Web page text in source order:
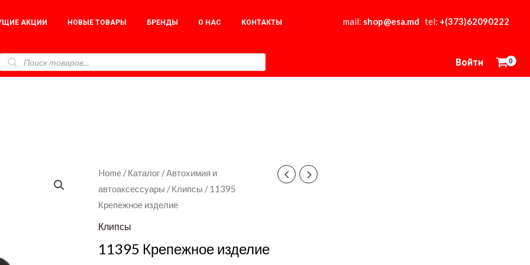
АКЦИИ НОВЫЕ ТОВАРЫ БРЕНДЫ О НАС КОНТАКТЫ mail: shop@esa.md tel: +(373)62090222
Войти
Home /Каталог /Автохимия и
автоаксессуары /Клипсы / 11395
Крепежное изделие
Клипсы
11395 Крепежное изделие
11395
Крепежное
изделие
quantity